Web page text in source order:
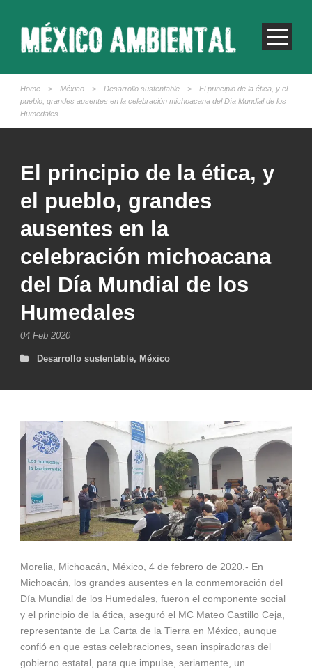
Home > México > Desarrollo sustentable >
El principio de la ética, y el
pueblo, grandes ausentes en la celebración michoacana del Día Mundial de los
Humedales
El principio de la ética, y
el pueblo, grandes
ausentes en la
celebración michoacana
del Día Mundial de los
Humedales
04 Feb 2020
Desarrollo sustentable, México
Morelia, Michoacán, México, 4 de febrero de 2020.- En
Michoacán, los grandes ausentes en la conmemoración del
Día Mundial de los Humedales, fueron el componente social
y el principio de la ética, aseguró el MC Mateo Castillo Ceja,
representante de La Carta de la Tierra en México, aunque
confió en que estas celebraciones, sean inspiradoras del
gobierno estatal, para que impulse, seriamente, un